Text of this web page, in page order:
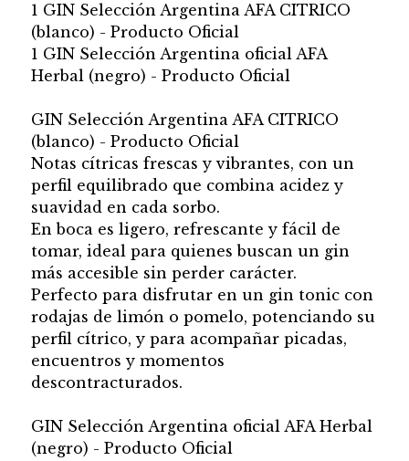
1 GIN Selección Argentina AFA CITRICO
(blanco) - Producto Oficial
1 GIN Selección Argentina oficial AFA
Herbal (negro) - Producto Oficial
GIN Selección Argentina AFA CITRICO
(blanco) - Producto Oficial
Notas cítricas frescas y vibrantes, con un
perfil equilibrado que combina acidez y
suavidad en cada sorbo.
En boca es ligero, refrescante y fácil de
tomar, ideal para quienes buscan un gin
más accesible sin perder carácter.
Perfecto para disfrutar en un gin tonic con
rodajas de limón o pomelo, potenciando su
perfil cítrico, y para acompañar picadas,
encuentros y momentos
descontracturados.
GIN Selección Argentina oficial AFA Herbal
(negro) - Producto Oficial